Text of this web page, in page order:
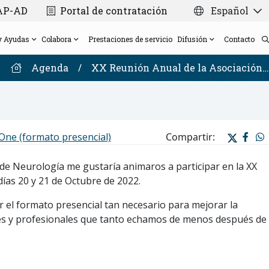
AD Portal de contratación Español
Consejo Científico Asesor Externo
Transparencia
Nuestra red
Biomarcadores/Bioquímica y Genética Molecular
Plataforma de Neurofisiología y
Neuromodulación
Consorcio Madrid-DFT
Ayudas Colabora
Donación de cerebros post-mortem para
Tarjeta Navideña Solidaria 2025
Prestaciones de servicio Difusión
Memorables Film Festival
CIEN Seminar Series
Contacto
Agenda / XX Reunión Anual de la Asociación…
(formato presencial) Compartir:
Neurología me gustaría animaros a participar en la XX
20 y 21 de Octubre de 2022.
formato presencial tan necesario para mejorar la
profesionales que tanto echamos de menos después de